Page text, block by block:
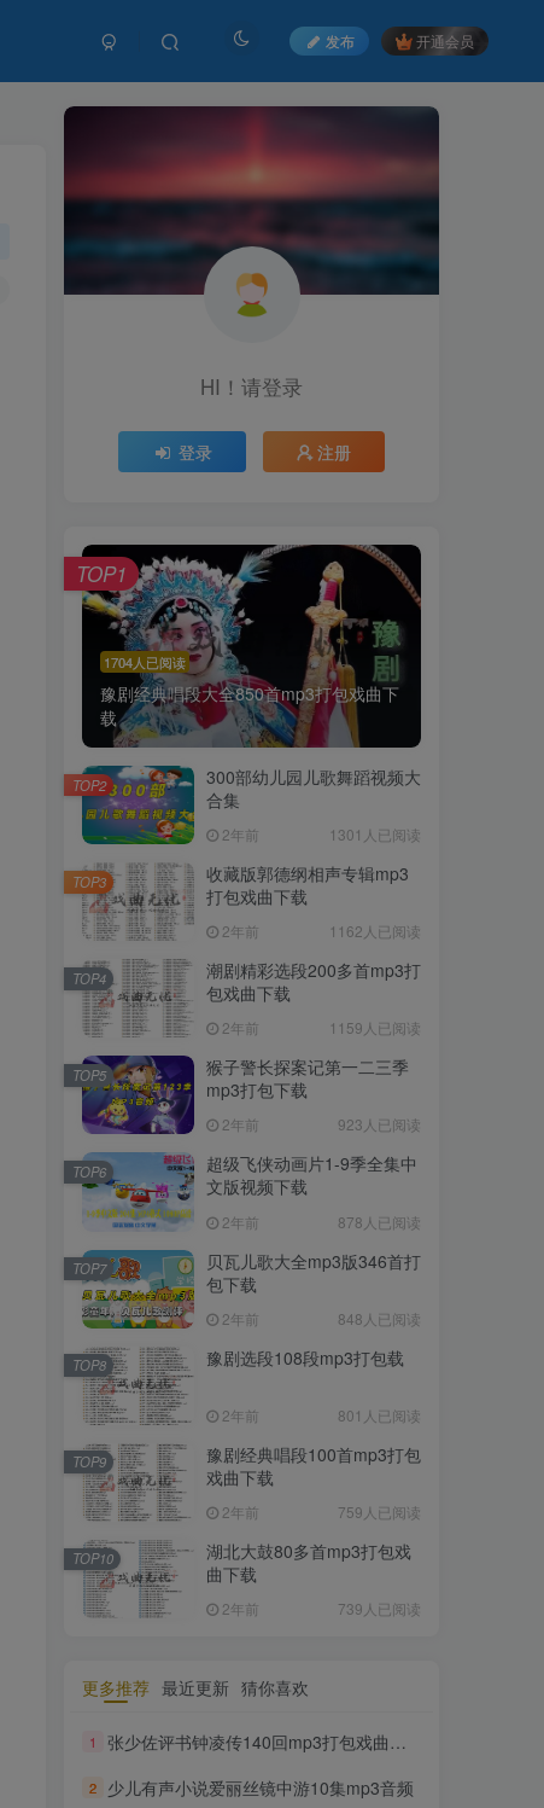
发布 开通会员
HI！请登录
登录 注册
1704人已阅读
豫剧经典唱段大全850首mp3打包戏曲下
载
TOP1
300部幼儿园儿歌舞蹈视频大
合集
2年前 1301人已阅读
TOP2
收藏版郭德纲相声专辑mp3
打包戏曲下载
2年前 1162人已阅读
TOP3
潮剧精彩选段200多首mp3打
包戏曲下载
2年前 1159人已阅读
TOP4
猴子警长探案记第一二三季
mp3打包下载
2年前 923人已阅读
TOP5
超级飞侠动画片1-9季全集中
文版视频下载
2年前 878人已阅读
TOP6
贝瓦儿歌大全mp3版346首打
包下载
2年前 848人已阅读
TOP7
豫剧选段108段mp3打包载
2年前 801人已阅读
TOP8
豫剧经典唱段100首mp3打包
戏曲下载
2年前 759人已阅读
TOP9
湖北大鼓80多首mp3打包戏
曲下载
2年前 739人已阅读
TOP10
更多推荐 最近更新 猜你喜欢
1 张少佐评书钟凌传140回mp3打包戏曲下载
2 少儿有声小说爱丽丝镜中游10集mp3音频